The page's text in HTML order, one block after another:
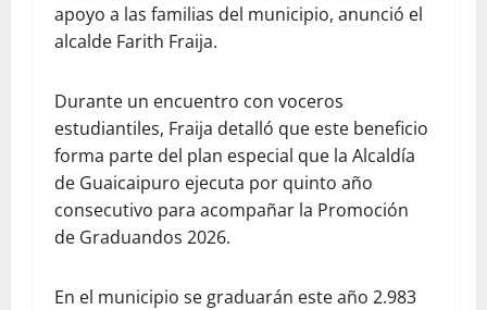
apoyo a las familias del municipio, anunció el
alcalde Farith Fraija.
Durante un encuentro con voceros
estudiantiles, Fraija detalló que este beneficio
forma parte del plan especial que la Alcaldía
de Guaicaipuro ejecuta por quinto año
consecutivo para acompañar la Promoción
de Graduandos 2026.
En el municipio se graduarán este año 2.983